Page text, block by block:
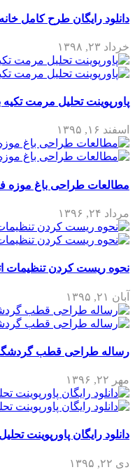
دانلود رایگان طرح کامل
خرداد ۲۳, ۱۳۹۸
پاورپوینت تحلیل مرمت
اسفند ۱۶, ۱۳۹۵
مطالعات طراحی باغ موزه
مرداد ۲۴, ۱۳۹۶
نحوه ریست کردن تنظیمات
آبان ۲۱, ۱۳۹۵
رساله طراحی قطب
مهر ۲۲, ۱۳۹۶
دانلود رایگان پاورپوینت
دی ۲۲, ۱۳۹۵